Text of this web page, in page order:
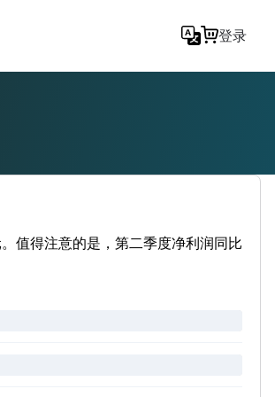
登录
值得注意的是，第二季度净利润同比